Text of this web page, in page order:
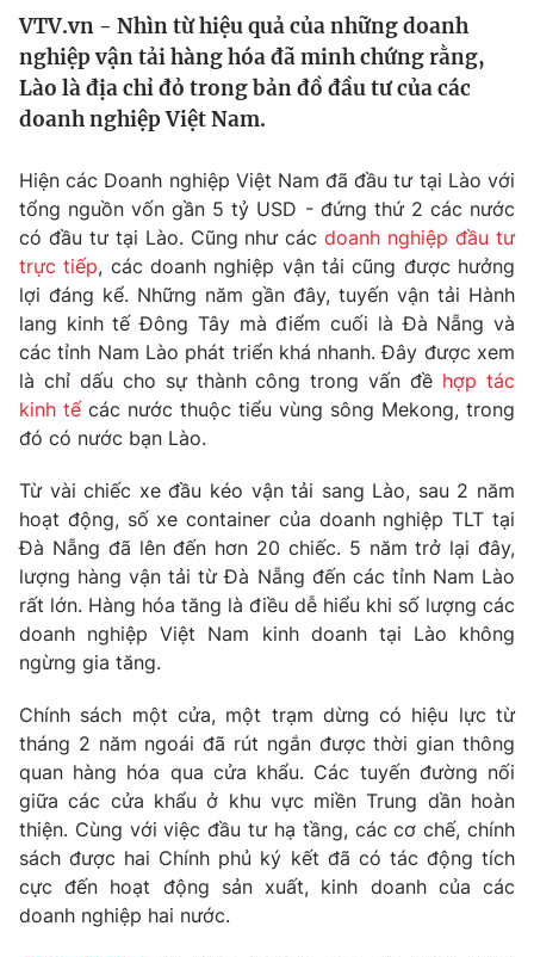
Y tế
Thế giới
Thế giới đó đây
Câu chuyện quốc tế
Kinh tế
Tài chính
Thị trường
Góc doanh nghiệp
Dữ liệu và đời sống
Truyền hình
Phim VTV
Hậu trường
Khán giả
Giải sao mai
Giải trí
Điện ảnh
Âm nhạc
Sao
Du lịch
Làm đẹp
Chất lượng cuộc sống
Giáo dục
Tuyển sinh
Học trực tuyến
Công nghệ
Hitech Công nghệ tương lai
Thị trường
Tư vấn
Giao lưu trực tuyến
Lịch phát sóng
Chuyên mục khác
Emagazine Podcast
Giáo dục
VTV.vn - Nhìn từ hiệu quả của những doanh
nghiệp vận tải hàng hóa đã minh chứng rằng,
Lào là địa chỉ đỏ trong bản đồ đầu tư của các
doanh nghiệp Việt Nam.
Hiện các Doanh nghiệp Việt Nam đã đầu tư tại Lào với
tổng nguồn vốn gần 5 tỷ USD - đứng thứ 2 các nước
có đầu tư tại Lào. Cũng như cácdoanh nghiệp đầu tư
trực tiếp, các doanh nghiệp vận tải cũng được hưởng
lợi đáng kể. Những năm gần đây, tuyến vận tải Hành
lang kinh tế Đông Tây mà điểm cuối là Đà Nẵng và
các tỉnh Nam Lào phát triển khá nhanh. Đây được xem
là chỉ dấu cho sự thành công trong vấn đề hợp tác
kinh tếcác nước thuộc tiểu vùng sông Mekong, trong
đó có nước bạn Lào.
Từ vài chiếc xe đầu kéo vận tải sang Lào, sau 2 năm
hoạt động, số xe container của doanh nghiệp TLT tại
Đà Nẵng đã lên đến hơn 20 chiếc. 5 năm trở lại đây,
lượng hàng vận tải từ Đà Nẵng đến các tỉnh Nam Lào
rất lớn. Hàng hóa tăng là điều dễ hiểu khi số lượng các
doanh nghiệp Việt Nam kinh doanh tại Lào không
ngừng gia tăng.
Chính sách một cửa, một trạm dừng có hiệu lực từ
tháng 2 năm ngoái đã rút ngắn được thời gian thông
quan hàng hóa qua cửa khẩu. Các tuyến đường nối
giữa các cửa khẩu ở khu vực miền Trung dần hoàn
thiện. Cùng với việc đầu tư hạ tầng, các cơ chế, chính
sách được hai Chính phủ ký kết đã có tác động tích
cực đến hoạt động sản xuất, kinh doanh của các
doanh nghiệp hai nước.